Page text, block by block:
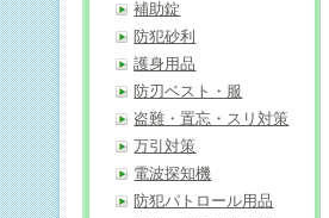
補助錠
防犯砂利
護身用品
防刃ベスト・服
盗難・置忘・スリ対策
万引対策
電波探知機
防犯パトロール用品